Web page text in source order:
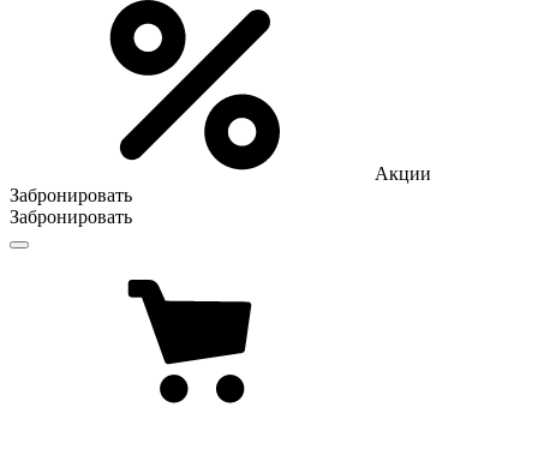
Акции
Забронировать
Забронировать